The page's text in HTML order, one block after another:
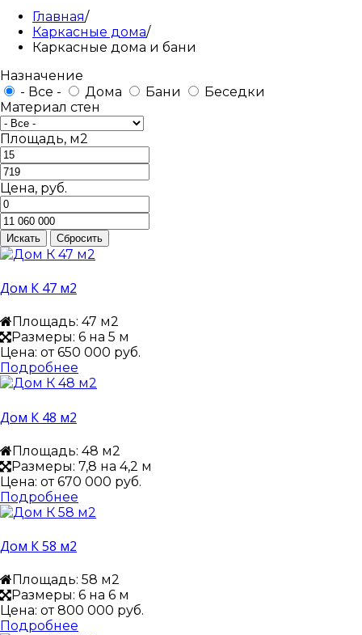
Главная/
Каркасные дома/
Каркасные дома и бани
Назначение
- Все -
Дома Бани
Беседки
Материал стен
Площадь, м2
Цена, руб.
Дом К 47 м2
Площадь: 47 м2
Размеры: 6 на 5 м
Цена: от650 000 руб.
Подробнее
Дом К 48 м2
Площадь: 48 м2
Размеры: 7,8 на 4,2 м
Цена: от670 000 руб.
Подробнее
Дом К 58 м2
Площадь: 58 м2
Размеры: 6 на 6 м
Цена: от800 000 руб.
Подробнее